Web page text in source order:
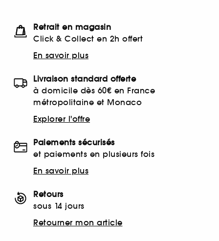
Retrait en magasin
Click & Collect en 2h offert
En savoir plus
Livraison standard offerte
à domicile dès 60€ en France
métropolitaine et Monaco
Explorer l'offre
Paiements sécurisés
et paiements en plusieurs fois
En savoir plus
Retours
sous 14 jours
Retourner mon article